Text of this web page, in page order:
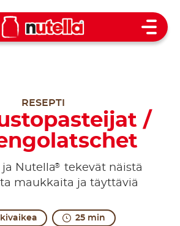
Open
RESEPTI
/
ja Nutella®
tekevät näistä
maukkaita ja täyttäviä
25 min